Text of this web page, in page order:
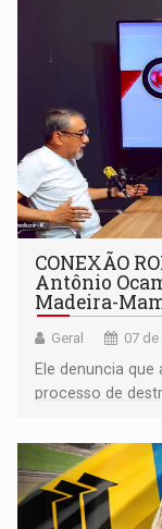
CONEXÃO
Antônio
Madeira-
Geral 07
Ele denuncia
processo de